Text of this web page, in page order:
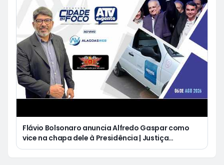
Flávio Bolsonaro anuncia Alfredo Gaspar como
vice na chapa dele à Presidência | Justiça
condena Equatorial a pagar R$ 3 mil a cliente que